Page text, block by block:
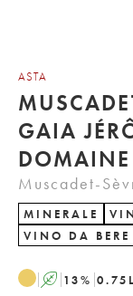
ASTA
GAIA
Muscadet-
MINERALE
VINO DA
A 13% 0.75 L